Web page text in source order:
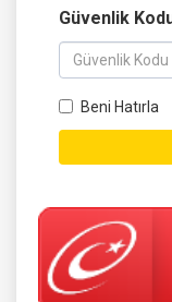
Güvenlik
Beni Hatırla